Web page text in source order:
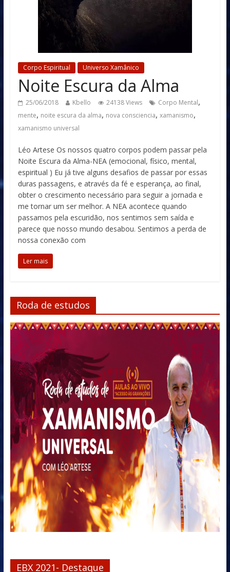
Corpo Espiritual Universo Xamânico
Noite Escura da Alma
25/06/2018 Kbello 24138 Views Corpo Mental,
mente, noite escura da alma, nova consciencia, xamanismo,
xamanismo universal
Léo Artese Os nossos quatro corpos podem passar pela
Noite Escura da Alma-NEA (emocional, físico, mental,
espiritual ) Eu já tive alguns desafios de passar por essas
duras passagens, e através da fé e esperança, ao final,
obter o crescimento necessário para seguir a jornada e
me tornar um ser melhor. A NEA acontece quando
passamos pela escuridão, nos sentimos sem saída e
parece que nosso mundo desabou. Sentimos a perda de
nossa conexão com
Ler mais
Roda de estudos
EBX 2021- Destaque